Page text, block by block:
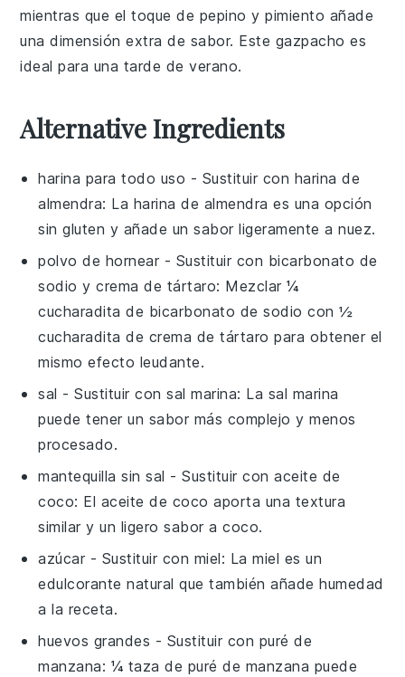
mientras que el toque de pepino ypimiento añade
una dimensión extra de sabor. Este gazpacho es
ideal para una tarde de verano.
Alternative Ingredients
harina para todo uso - Sustituir con harina de
almendra: La harina de almendra es una opción
sin gluten y añade un sabor ligeramente a nuez.
polvo de hornear - Sustituir con bicarbonato de
sodio y crema de tártaro: Mezclar ¼
cucharadita de bicarbonato de sodio con ½
cucharadita de crema de tártaro para obtener el
mismo efecto leudante.
sal - Sustituir consal marina: La sal marina
puede tener un sabor más complejo y menos
procesado.
mantequilla sin sal - Sustituir conaceite de
coco: El aceite de coco aporta una textura
similar y un ligero sabor a coco.
azúcar - Sustituir con miel: La miel es un
edulcorante natural que también añade humedad
a la receta.
huevos grandes - Sustituir con puré de
manzana: ¼ taza de puré de manzana puede